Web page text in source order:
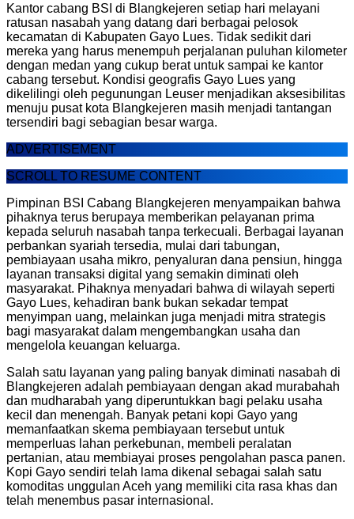
Kantor cabang BSI di Blangkejeren setiap hari melayani
ratusan nasabah yang datang dari berbagai pelosok
kecamatan di Kabupaten Gayo Lues. Tidak sedikit dari
mereka yang harus menempuh perjalanan puluhan kilometer
dengan medan yang cukup berat untuk sampai ke kantor
cabang tersebut. Kondisi geografis Gayo Lues yang
dikelilingi oleh pegunungan Leuser menjadikan aksesibilitas
menuju pusat kota Blangkejeren masih menjadi tantangan
tersendiri bagi sebagian besar warga.
ADVERTISEMENT
SCROLL TO RESUME CONTENT
Pimpinan BSI Cabang Blangkejeren menyampaikan bahwa
pihaknya terus berupaya memberikan pelayanan prima
kepada seluruh nasabah tanpa terkecuali. Berbagai layanan
perbankan syariah tersedia, mulai dari tabungan,
pembiayaan usaha mikro, penyaluran dana pensiun, hingga
layanan transaksi digital yang semakin diminati oleh
masyarakat. Pihaknya menyadari bahwa di wilayah seperti
Gayo Lues, kehadiran bank bukan sekadar tempat
menyimpan uang, melainkan juga menjadi mitra strategis
bagi masyarakat dalam mengembangkan usaha dan
mengelola keuangan keluarga.
Salah satu layanan yang paling banyak diminati nasabah di
Blangkejeren adalah pembiayaan dengan akad murabahah
dan mudharabah yang diperuntukkan bagi pelaku usaha
kecil dan menengah. Banyak petani kopi Gayo yang
memanfaatkan skema pembiayaan tersebut untuk
memperluas lahan perkebunan, membeli peralatan
pertanian, atau membiayai proses pengolahan pasca panen.
Kopi Gayo sendiri telah lama dikenal sebagai salah satu
komoditas unggulan Aceh yang memiliki cita rasa khas dan
telah menembus pasar internasional.